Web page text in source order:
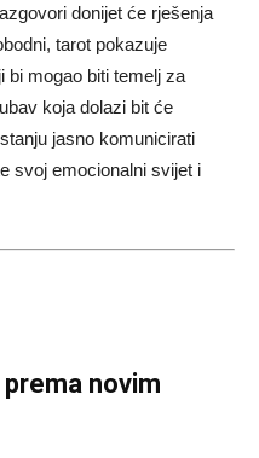
donijet će rješenja
tarot pokazuje
bi mogao biti temelj za
koja dolazi bit će
jasno komunicirati
svoj emocionalni svijet i
novim